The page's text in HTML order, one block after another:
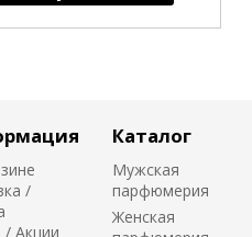
/
/ Акции
Каталог
Мужская
парфюмерия
Женская